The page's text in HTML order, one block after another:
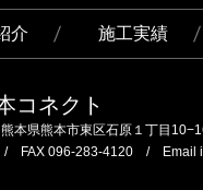
介 施工実績
コネクト
本県熊本市東区石原１丁目
FAX 096-283-4120 / Email